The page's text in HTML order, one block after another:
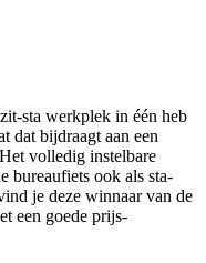
sta werkplek in één heb
dat bijdraagt aan een
volledig instelbare
bureaufiets ook als sta-
je deze winnaar van de
een goede prijs-